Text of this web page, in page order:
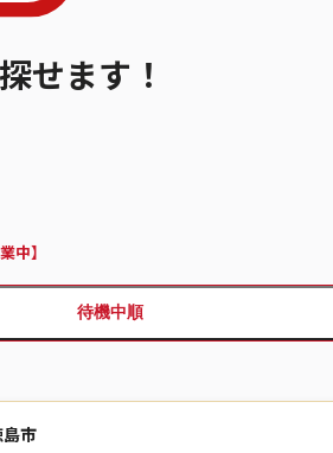
せます！
中】
待機中順
市